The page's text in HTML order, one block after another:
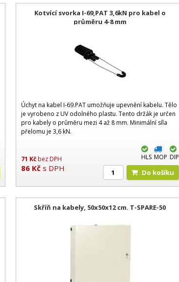
Kotvící svorka I-69,PAT 3,6kN pro kabel o
průměru 4-8 mm
Úchyt na kabel I-69.PAT umožňuje upevnění kabelu. Tělo
je vyrobeno z UV odolného plastu. Tento držák je určen
pro kabely o průměru mezi 4 až 8 mm. Minimální síla
přelomu je 3,6 kN.
71 Kčbez DPH
86 Kč s DPH
HLS MOP DIP
Do košíku
Skříň na kabely, 50x50x12 cm. T-SPARE-50